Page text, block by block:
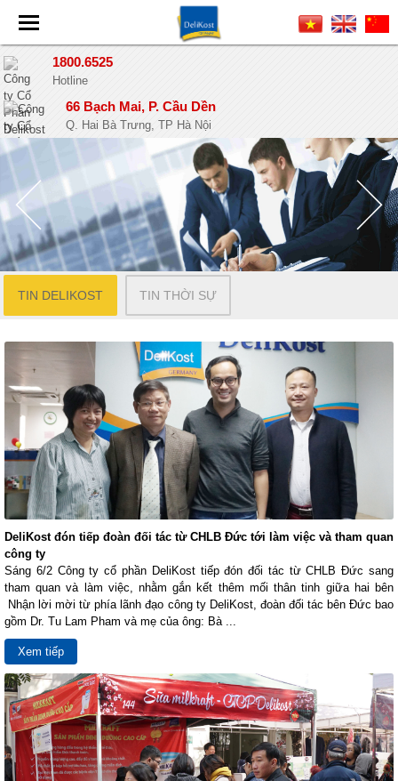
1800.6525
Hotline
66 Bạch Mai, P. Cầu Dền
Q. Hai Bà Trưng, TP Hà Nội
TIN DELIKOST TIN THỜI SỰ
DeliKost đón tiếp đoàn đối tác từ CHLB Đức tới làm việc và tham quan
công ty
Sáng 6/2 Công ty cổ phần DeliKost tiếp đón đối tác từ CHLB Đức sang
tham quan và làm việc, nhằm gắn kết thêm mối thân tinh giữa hai bên
Nhận lời mời từ phía lãnh đạo công ty DeliKost, đoàn đối tác bên Đức bao
gồm Dr. Tu Lam Pham và mẹ của ông: Bà ...
Xem tiếp